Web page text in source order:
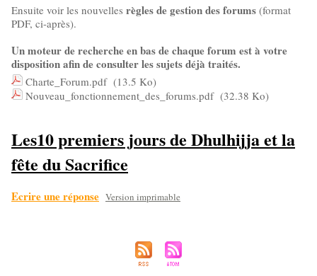
Ensuite voir les nouvelles règles de gestion des forums (format
PDF, ci-après).
Un moteur de recherche en bas de chaque forum est à votre
disposition afin de consulter les sujets déjà traités.
Charte_Forum.pdf (13.5 Ko)
Nouveau_fonctionnement_des_forums.pdf (32.38 Ko)
Les10 premiers jours de Dhulhijja et la
fête du Sacrifice
Ecrire une réponse Version imprimable